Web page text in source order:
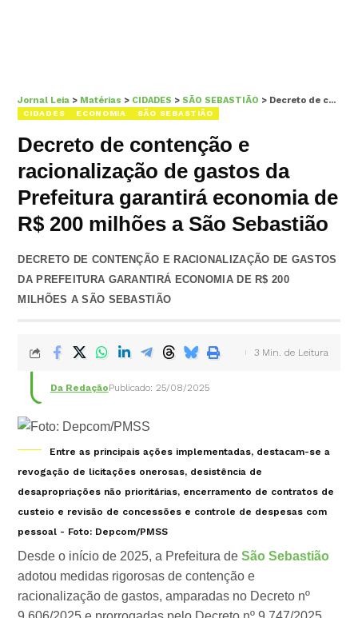
Jornal Leia > Matérias > CIDADES > SÃO SEBASTIÃO > Decreto de contenção e racionalização de gastos da Prefeitura garantirá economia de R$ 200 milhões a São Sebastião
CIDADES ECONOMIA SÃO SEBASTIÃO
Decreto de contenção e
racionalização de gastos da
Prefeitura garantirá economia de
R$ 200 milhões a São Sebastião
DECRETO DE CONTENÇÃO E RACIONALIZAÇÃO DE GASTOS
DA PREFEITURA GARANTIRÁ ECONOMIA DE R$ 200
MILHÕES A SÃO SEBASTIÃO
Da RedaçãoPublicado: 25/08/2025
3 Min. de Leitura
Entre as principais ações implementadas, destacam-se a
revogação de licitações onerosas, desistência de
desapropriações não prioritárias, encerramento de contratos de
custeio e revisão de concessões e controle de despesas com
pessoal - Foto: Depcom/PMSS
Desde o início de 2025, a Prefeitura deSão Sebastião
adotou medidas rigorosas de contenção e
racionalização de gastos, amparadas no Decreto nº